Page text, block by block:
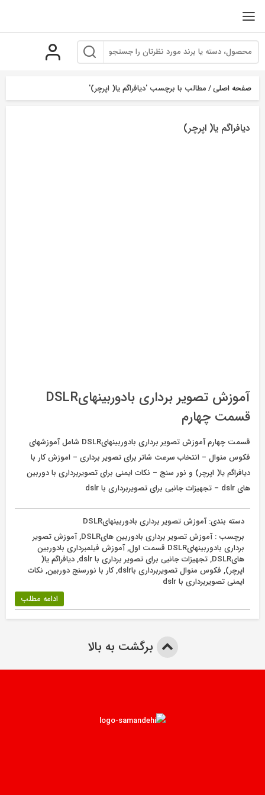
صفحه اصلی/مطالب با برچسب 'دیافراگم یا( اپرچر)'
دیافراگم یا( اپرچر)
آموزش تصویر برداری بادوربینهایDSLR
قسمت چهارم
قسمت چهارم آموزش تصویر برداری بادوربینهایDSLR شامل آموزشهای
فکوس منوال – انتخاب سرعت شاتر برای تصویر برداری – اموزش کار با
دیافراگم یا( اپرچر) و نور سنج – نکات ایمنی برای تصویربرداری با دوربین
های dslr – تجهیزات جانبی برای تصویربرداری با dslr
دسته بندی:آموزش تصویر برداری بادوربینهایDSLR
برچسب :آموزش تصویر برداری بادوربین هایDSLR ,آموزش تصویر
برداری بادوربینهایDSLR قسمت اول
,آموزش فیلمبرداری بادوربین
هایDSLR
,تجهیزات جانبی برای تصویر برداری با dslr ,دیافراگم یا(
اپرچر), فکوس منوال تصویربرداری باdslr ,کار با نورسنج دوربین, نکات
ایمنی تصویربرداری با dslr
ادامه مطلب
برگشت به بالا